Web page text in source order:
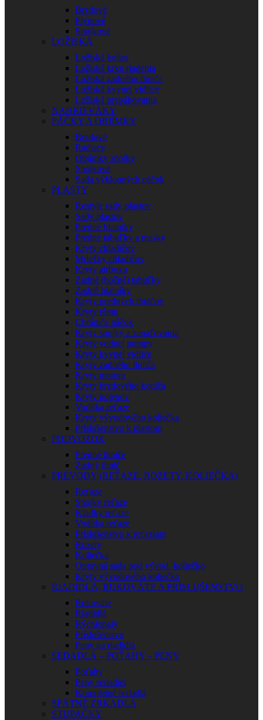
Brzdové
Plynové
Spojkové
LOŽISKÁ
Ložiská kolies
Ložiská krku riadenia
Ložiská zadného tlmiča
Ložiská kyvnej vidlice
Ložiská prepákovania
NAHRIEVÁKY
PÁČKY A OBJÍMKY
Brzdové
Radiace
Objímky spojky
Spojkové
Sada výklopných páčok
PLASTY
Restyle sady plastov
Sady plastov
Predné blatníky
Predné tabuľky a masky
Kryty chladičov
Mriežky chladičov
Kryty airboxu
Zadné (bočné) tabuľky
Zadné blatníky
Kryty predných tlmičov
Kryty rámu
Chrániče páčok
Kryty spojky a zapaľovania
Kryty vodnej pumpy
Kryty kyvnej vidlice
Kryty zadného tlmiča
Kryty motora
Kryty brzdového kotúča
Kryty polepov
Vodítka reťaze
Kryty vývodového koliečka
Príslušenstvo k plastom
PODVOZOK
Predné tlmiče
Zadný tlmič
PREVODY (REŤAZE, ROZETY, KOLIEČKA)
Reťaze
Spojky reťaze
Kladky reťaze
Vodítka reťaze
Príslušenstvo k reťaziam
Rozety
Koliečka
Opravná sada pod vývod. koliečko
Kryty vývodového koliečka
RIADIDLÁ, RUKOVÄTE A PRÍSLUŠENSTVO
Rukoväte
Riadidlá
Rýchlopaly
Príslušenstvo
Peny na riadidlá
SEDADLÁ – POŤAHY – PENY
Poťahy
Peny sedadiel
Kompletné sedadlá
SPÄTNÉ ZRKADLÁ
STUPAČKY